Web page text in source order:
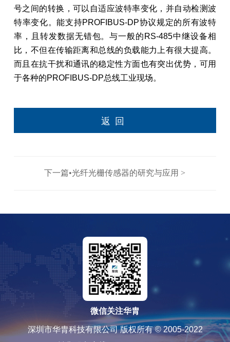
号之间的转换，可以自适应波特率变化，并自动检测波
特率变化。能支持PROFIBUS-DP协议规定的所有波特
率，且转发数据无错包。与一般的RS-485中继设备相
比，不但在传输距离和总线的负载能力上有很大提高。
而且在抗干扰和通讯的稳定性方面也有突出优势，可用
于各种的PROFIBUS-DP总线工业现场。
返回
下一篇•光纤光栅传感器的研究与应用 >
微信关注华胄
深圳市华胄科技有限公司 版权所有 © 2005-2022